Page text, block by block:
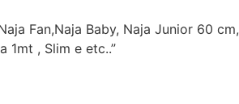
Fan,Naja Baby, Naja Junior 60 cm,
1mt , Slim e etc..”